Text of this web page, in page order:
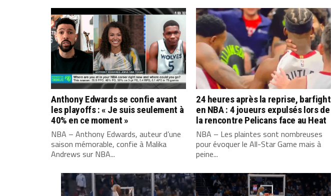
Anthony Edwards se confie avant
les playoffs : « Je suis seulement à
40% en ce moment »
NBA – Anthony Edwards, auteur d’une
saison mémorable, confie à Malika
Andrews sur NBA...
24 heures après la reprise, barfight
en NBA : 4 joueurs expulsés lors de
la rencontre Pelicans face au Heat
NBA – Les plaintes sont nombreuses
pour évoquer le All-Star Game mais à
peine...